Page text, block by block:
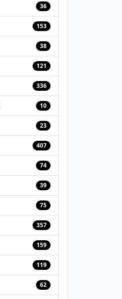
36
153
38
121
336
10
23
407
74
39
75
357
159
119
62